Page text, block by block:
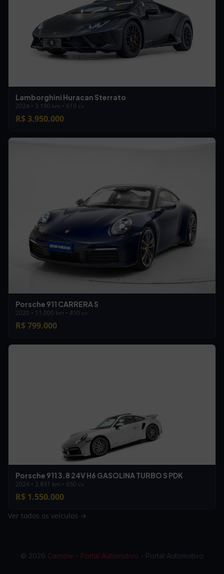
Lamborghini Huracan Sterrato
2024 • 3.190 km • 610 cv
R$ 3.950.000
Porsche 911 CARRERA S
2020 • 11.000 km • 450 cv
R$ 799.000
Porsche 911 3.8 24V H6 GASOLINA TURBO S PDK
2024 • 2.891 km • 650 cv
R$ 1.550.000
Ver todos os veículos →
© 2026 Carnow – Portal Automotivo - Portal Automotivo